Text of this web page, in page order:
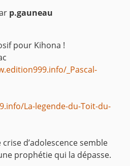
p.gauneau
pour Kihona !
_Pascal-
La-legende-du-Toit-du-
d’adolescence semble
prophétie qui la dépasse.